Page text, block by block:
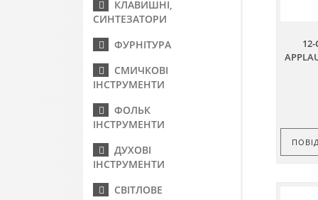
КЛАВИШНІ,
СИНТЕЗАТОРИ
ФУРНІТУРА
СМИЧКОВІ
ІНСТРУМЕНТИ
ФОЛЬК
ІНСТРУМЕНТИ
ДУХОВІ
ІНСТРУМЕНТИ
СВІТЛОВЕ